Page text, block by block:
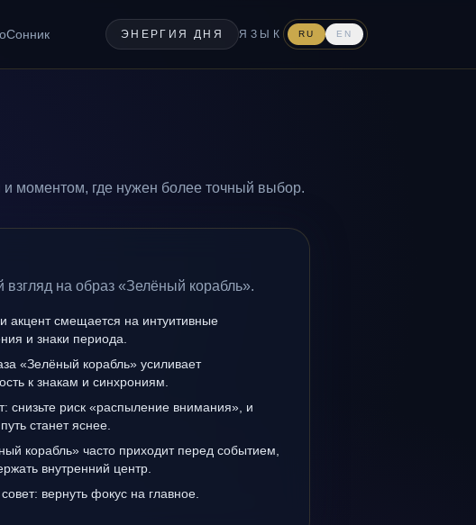
Сонник ЭНЕРГИЯ ДНЯ ЯЗЫК RU EN
моментом, где нужен более точный выбор.
взгляд на образ «Зелёный корабль».
акцент смещается на интуитивные
и знаки периода.
«Зелёный корабль» усиливает
к знакам и синхрониям.
снизьте риск «распыление внимания», и
станет яснее.
корабль» часто приходит перед событием,
внутренний центр.
вернуть фокус на главное.